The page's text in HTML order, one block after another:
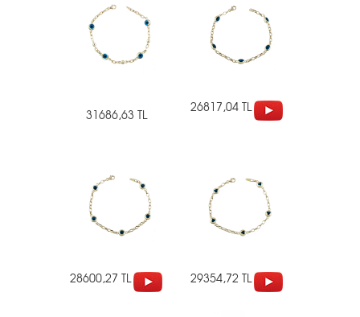
31686,63 TL 26817,04 TL
28600,27 TL 29354,72 TL